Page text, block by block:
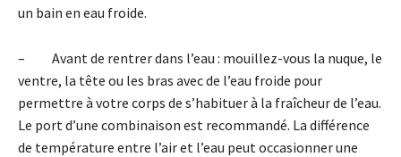
un bain en eau froide.
– Avant de rentrer dans l’eau : mouillez-vous la nuque, le
ventre, la tête ou les bras avec de l’eau froide pour
permettre à votre corps de s’habituer à la fraîcheur de l’eau.
Le port d’une combinaison est recommandé. La différence
de température entre l’air et l’eau peut occasionner une